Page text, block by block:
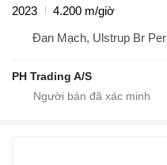
2023
4.200 m/giờ
Đan Mạch, Ulstrup Br Per
PH Trading A/S